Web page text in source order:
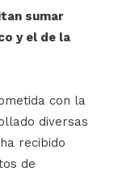
sumar
y el de la
con la
diversas
recibido
de